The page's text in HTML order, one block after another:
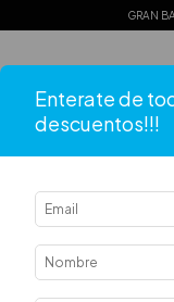
GRAN
Enterate de
descuentos!!!